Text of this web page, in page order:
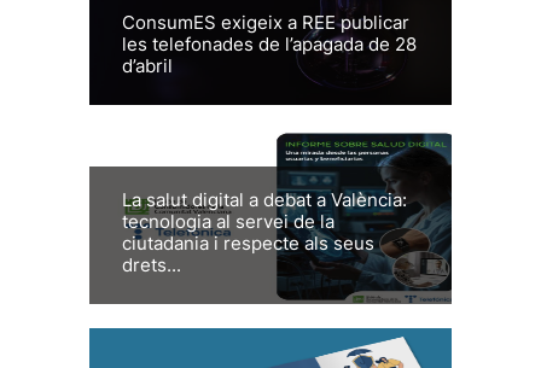
ConsumES exigeix a REE publicar
les telefonades de l’apagada de 28
d’abril
La salut digital a debat a València:
tecnologia al servei de la
ciutadania i respecte als seus
drets...